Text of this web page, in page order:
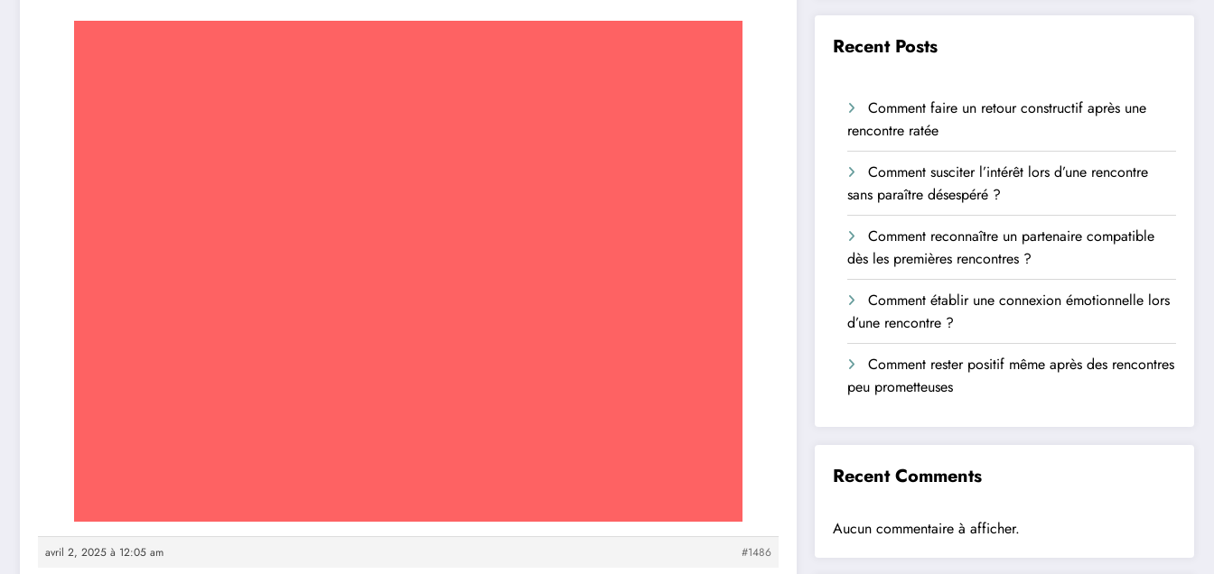
avril 2, 2025 à 12:05 am #1486
Recent Posts
Comment faire un retour constructif après une
rencontre ratée
Comment susciter l’intérêt lors d’une rencontre
sans paraître désespéré ?
Comment reconnaître un partenaire compatible
dès les premières rencontres ?
Comment établir une connexion émotionnelle lors
d’une rencontre ?
Comment rester positif même après des rencontres
peu prometteuses
Recent Comments
Aucun commentaire à afficher.